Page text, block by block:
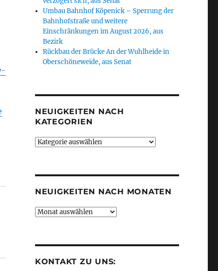
Umbau Bahnhof Köpenick – Sperrung der
Bahnhofstraße und weitere
Einschränkungen im August 2026, aus
Bezirk
Rückbau der Brücke An der Wuhlheide in
Oberschöneweide, aus Senat
NEUIGKEITEN NACH
KATEGORIEN
Neuigkeiten
NEUIGKEITEN NACH MONATEN
Neuigkeiten
KONTAKT ZU UNS: